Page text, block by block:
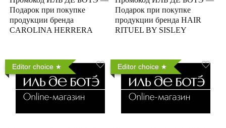
Подарок при покупке
продукции бренда
CAROLINA HERRERA
Подарок при покупке
продукции бренда HAIR
RITUEL BY SISLEY
Editor choice Editor choice